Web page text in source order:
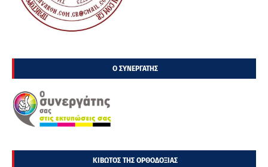
Ο ΣΥΝΕΡΓΑΤΗΣ
ΚΙΒΩΤΟΣ ΤΗΣ ΟΡΘΟΔΟΞΙΑΣ